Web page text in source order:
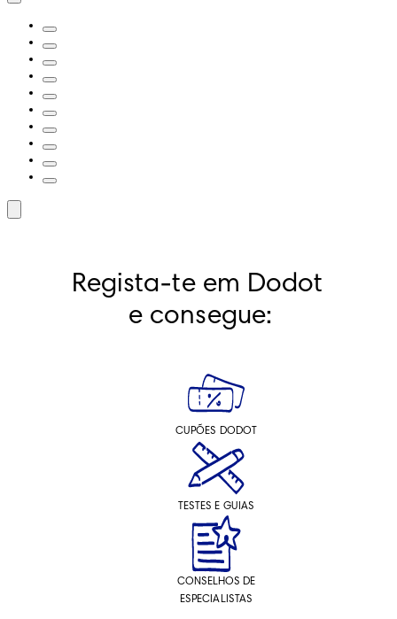
Regista-te em Dodot
e consegue:
CUPÕES DODOT
TESTES E GUIAS
CONSELHOS DE
ESPECIALISTAS